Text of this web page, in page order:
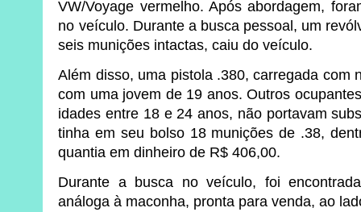
VW/Voyage vermelho. Após abordagem,
no veículo. Durante a busca pessoal, um
seis munições intactas, caiu do veículo.
Além disso, uma pistola .380, carregada com
com uma jovem de 19 anos. Outros
idades entre 18 e 24 anos, não portavam
tinha em seu bolso 18 munições de .38,
quantia em dinheiro de R$ 406,00.
Durante a busca no veículo, foi
análoga à maconha, pronta para venda, ao